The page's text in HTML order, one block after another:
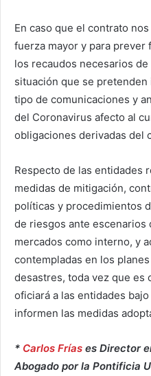
En caso que el contrato
fuerza mayor y para
los recaudos necesarios
situación que se
tipo de comunicaciones y
del Coronavirus afecto al
obligaciones derivadas del
Respecto de las entidades
medidas de mitigación,
políticas y procedimientos
de riesgos ante escenarios
mercados como interno, y
contempladas en los
desastres, toda vez que es
oficiará a las entidades
informen las medidas
* Carlos Frías es Director
Abogado por la Pontificia